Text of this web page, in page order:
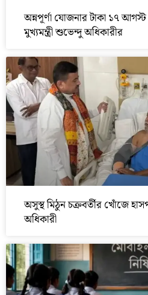
অন্নপূর্ণা যোজনার টাকা ১৭
মুখ্যমন্ত্রী শুভেন্দু অধিকারীর
অসুস্থ মিঠুন চক্রবর্তীর খোঁজে
অধিকারী